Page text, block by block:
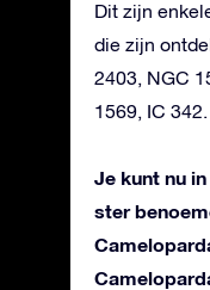
Dit zijn
die zijn
2403, NGC
1569, IC 342.
Je kunt nu
ster